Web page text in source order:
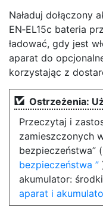
Naładuj dołączony
EN‑EL15c bateria
ładować, gdy jest
aparat do
korzystając z
Ostrzeżenia:
Przeczytaj i
zamieszczonych
bezpieczeństwa” (
bezpieczeństwa
akumulator:
aparat i